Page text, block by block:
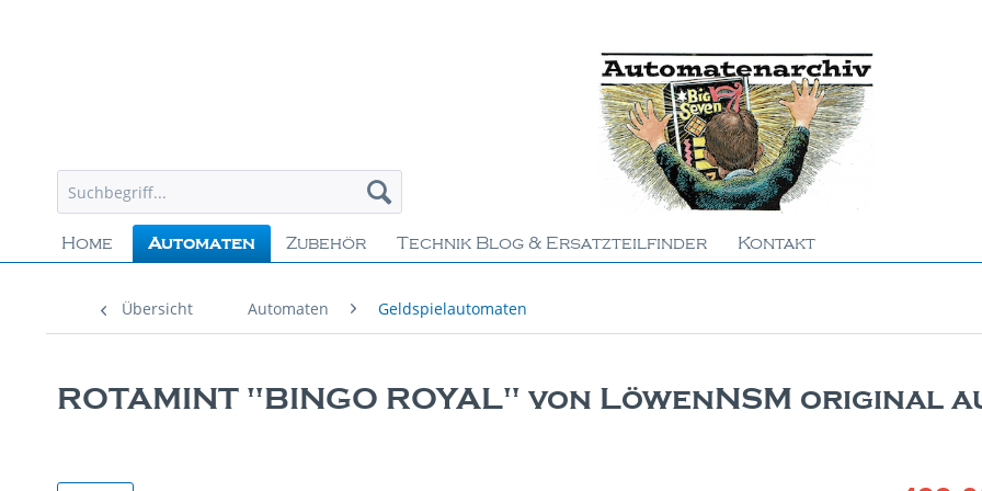
Home Automaten Zubehör Technik Blog & Ersatzteilfinder Kontakt
Übersicht Automaten Geldspielautomaten
ROTAMINT "BINGO ROYAL" von LöwenNSM original